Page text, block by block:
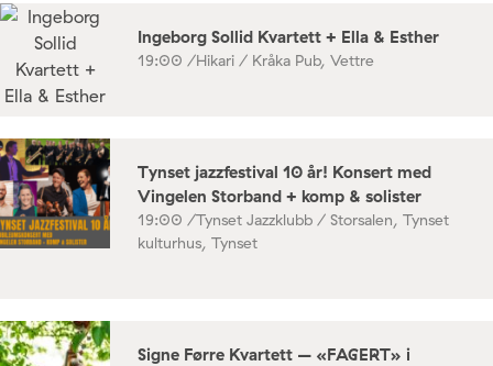
Ingeborg Sollid Kvartett + Ella & Esther
19:00 /Hikari / Kråka Pub, Vettre
Tynset jazzfestival 10 år! Konsert med
Vingelen Storband + komp & solister
19:00 /Tynset Jazzklubb / Storsalen, Tynset
kulturhus, Tynset
Signe Førre Kvartett – «FAGERT» i